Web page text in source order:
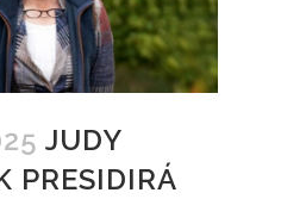
JUDY
PRESIDIRÁ